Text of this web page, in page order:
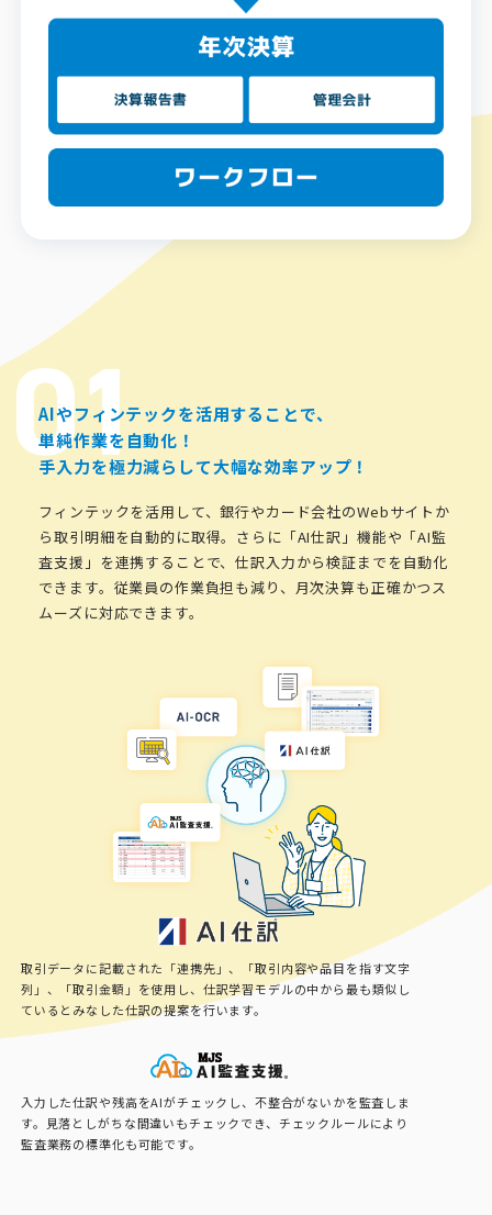
AIやフィンテックを活用することで、
単純作業を自動化！
手入力を極力減らして大幅な効率アップ！
フィンテックを活用して、銀行やカード会社のWebサイトか
ら取引明細を自動的に取得。さらに「AI仕訳」機能や「AI監
査支援」を連携することで、仕訳入力から検証までを自動化
できます。従業員の作業負担も減り、月次決算も正確かつス
ムーズに対応できます。
取引データに記載された「連携先」、「取引内容や品目を指す文字
列」、「取引金額」を使用し、仕訳学習モデルの中から最も類似し
ているとみなした仕訳の提案を行います。
入力した仕訳や残高をAIがチェックし、不整合がないかを監査しま
す。見落としがちな間違いもチェックでき、チェックルールにより
監査業務の標準化も可能です。